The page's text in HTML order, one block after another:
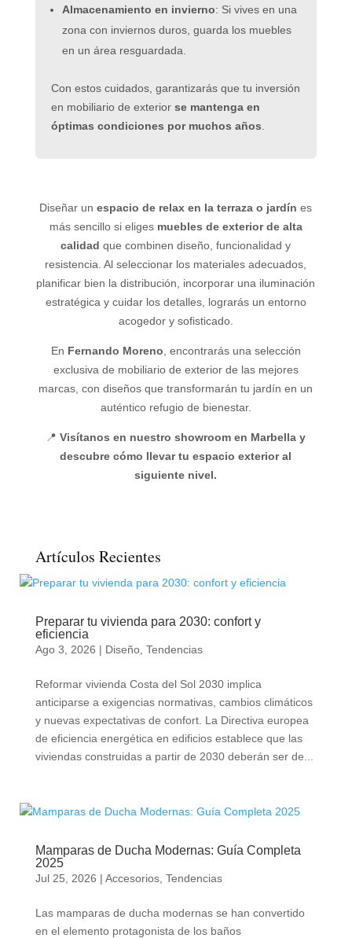
Almacenamiento en invierno: Si vives en una
zona con inviernos duros, guarda los muebles
en un área resguardada.
Con estos cuidados, garantizarás que tu inversión
en mobiliario de exterior se mantenga en
óptimas condiciones por muchos años
Diseñar unespacio de relax en la terraza o jardín es
más sencillo si eliges muebles de exterior de alta
calidad que combinen diseño, funcionalidad y
resistencia. Al seleccionar los materiales adecuados,
planificar bien la distribución, incorporar una iluminación
estratégica y cuidar los detalles, lograrás un entorno
acogedor y sofisticado.
En Fernando Moreno , encontrarás una selección
exclusiva de mobiliario de exterior de las mejores
marcas, con diseños que transformarán tu jardín en un
auténtico refugio de bienestar.
📍Visítanos en nuestro showroom en Marbella y
descubre cómo llevar tu espacio exterior al
siguiente nivel.
Artículos Recientes
Preparar tu vivienda para 2030: confort y
eficiencia
Ago 3, 2026 | Diseño, Tendencias
Reformar vivienda Costa del Sol 2030 implica
anticiparse a exigencias normativas, cambios climáticos
y nuevas expectativas de confort. La Directiva europea
de eficiencia energética en edificios establece que las
viviendas construidas a partir de 2030 deberán ser de...
Mamparas de Ducha Modernas: Guía Completa
2025
Jul 25, 2026 | Accesorios, Tendencias
Las mamparas de ducha modernas se han convertido
en el elemento protagonista de los baños